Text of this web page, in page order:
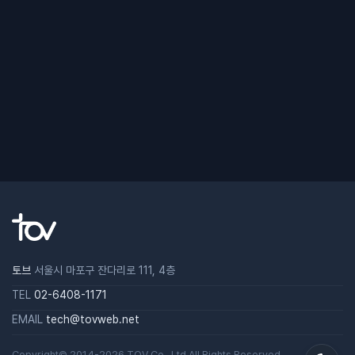
토브 서울시 마포구 잔다리로 111, 4층
TEL 02-6408-1171
EMAIL tech@tovweb.net